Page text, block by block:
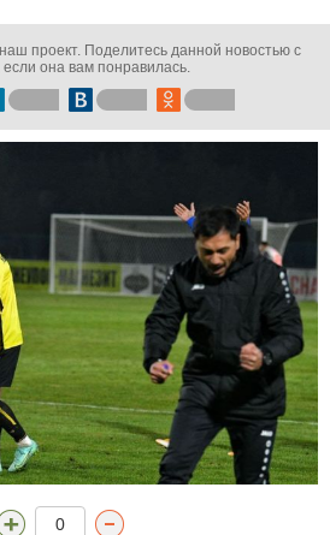
проект. Поделитесь данной новостью с
если она вам понравилась.
0